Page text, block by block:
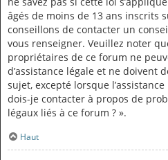
âgés de moins de 13 ans inscrits
conseillons de contacter un
vous renseigner. Veuillez noter
propriétaires de ce forum ne
d’assistance légale et ne doivent
sujet, excepté lorsque
dois-je contacter à propos de
légaux liés à ce forum ? ».
Haut